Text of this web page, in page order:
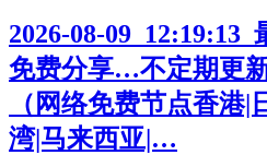
2026-08-
免费分享…不定期更
（网络免费节点香港|
湾|马来西亚|…